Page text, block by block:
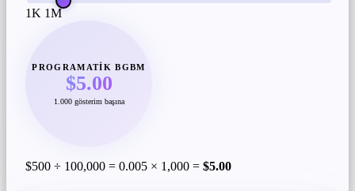
1K 1M
PROGRAMATIK BGBM
$5.00
1.000 gösterim başına
$500 ÷ 100,000 = 0.005 × 1,000 = $5.00